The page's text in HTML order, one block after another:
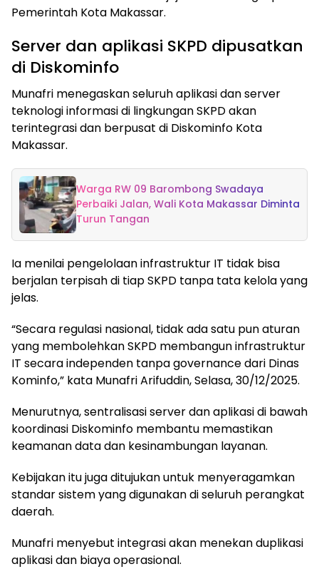
Pemerintah Kota Makassar.
Server dan aplikasi SKPD dipusatkan
di Diskominfo
Munafri menegaskan seluruh aplikasi dan server
teknologi informasi di lingkungan SKPD akan
terintegrasi dan berpusat di Diskominfo Kota
Makassar.
Warga RW 09 Barombong Swadaya
Perbaiki Jalan, Wali Kota Makassar Diminta
Turun Tangan
Ia menilai pengelolaan infrastruktur IT tidak bisa
berjalan terpisah di tiap SKPD tanpa tata kelola yang
jelas.
“Secara regulasi nasional, tidak ada satu pun aturan
yang membolehkan SKPD membangun infrastruktur
IT secara independen tanpa governance dari Dinas
Kominfo,” kata Munafri Arifuddin, Selasa, 30/12/2025.
Menurutnya, sentralisasi server dan aplikasi di bawah
koordinasi Diskominfo membantu memastikan
keamanan data dan kesinambungan layanan.
Kebijakan itu juga ditujukan untuk menyeragamkan
standar sistem yang digunakan di seluruh perangkat
daerah.
Munafri menyebut integrasi akan menekan duplikasi
aplikasi dan biaya operasional.